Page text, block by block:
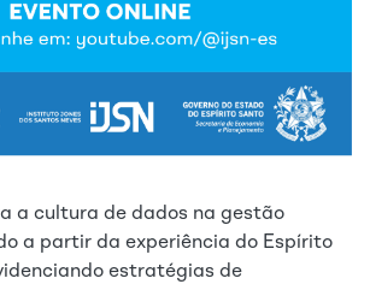
a cultura de dados na gestão
a partir da experiência do Espírito
estratégias de